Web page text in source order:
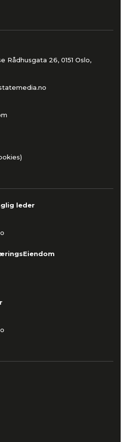
Rådhusgata 26, 0151 Oslo,
leder